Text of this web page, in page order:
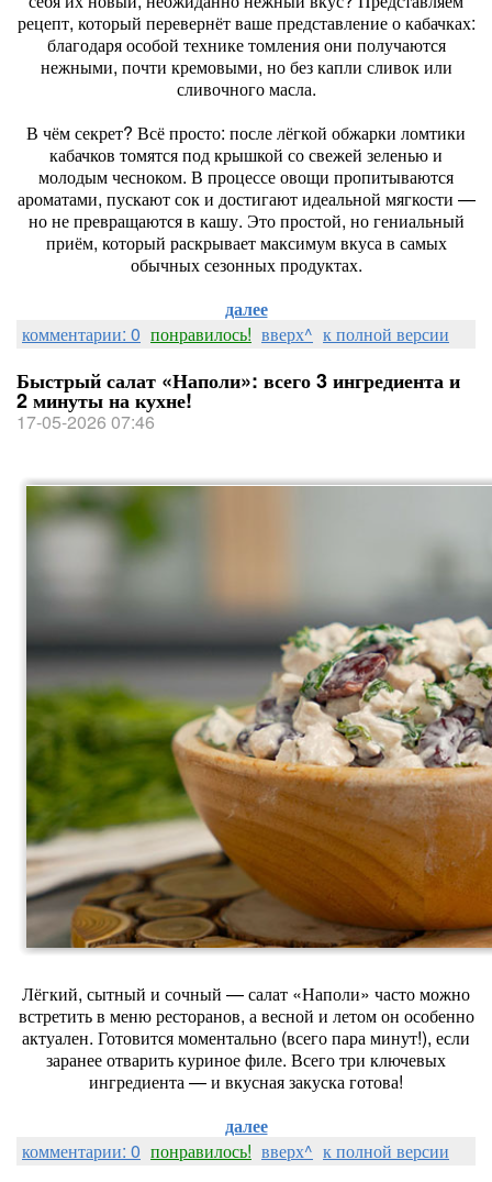
рецепт, который перевернёт ваше представление о кабачках:
благодаря особой технике томления они получаются
нежными, почти кремовыми, но без капли сливок или
сливочного масла.
В чём секрет? Всё просто: после лёгкой обжарки ломтики
кабачков томятся под крышкой со свежей зеленью и
молодым чесноком. В процессе овощи пропитываются
ароматами, пускают сок и достигают идеальной мягкости —
но не превращаются в кашу. Это простой, но гениальный
приём, который раскрывает максимум вкуса в самых
обычных сезонных продуктах.
далее
комментарии: 0 понравилось! вверх^ к полной версии
Быстрый салат «Наполи»: всего 3 ингредиента и
2 минуты на кухне!
17-05-2026 07:46
Лёгкий, сытный и сочный — салат «Наполи» часто можно
встретить в меню ресторанов, а весной и летом он особенно
актуален. Готовится моментально (всего пара минут!), если
заранее отварить куриное филе. Всего три ключевых
ингредиента — и вкусная закуска готова!
далее
комментарии: 0 понравилось! вверх^ к полной версии